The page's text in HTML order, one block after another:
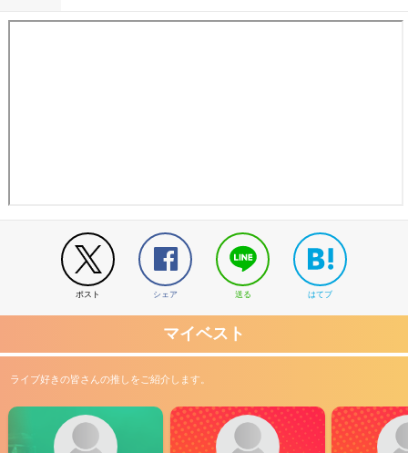
ポスト シェア 送る はてブ
マイベスト
ライブ好きの皆さんの推しをご紹介します。